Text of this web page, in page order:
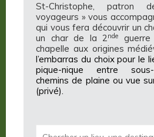
St-Christophe,
voyageurs » vous
qui vous fera découvrir un
un char de la 2nde
chapelle aux origines
l’embarras du choix pour le
pique-nique entre
chemins de plaine ou vue
(privé).